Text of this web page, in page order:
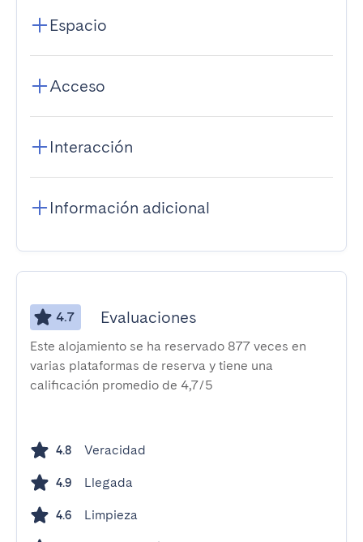
Espacio
Acceso
Interacción
Información adicional
4.7 Evaluaciones
Este alojamiento se ha reservado 877 veces en
varias plataformas de reserva y tiene una
calificación promedio de 4,7/5
4.8 Veracidad
4.9 Llegada
4.6 Limpieza